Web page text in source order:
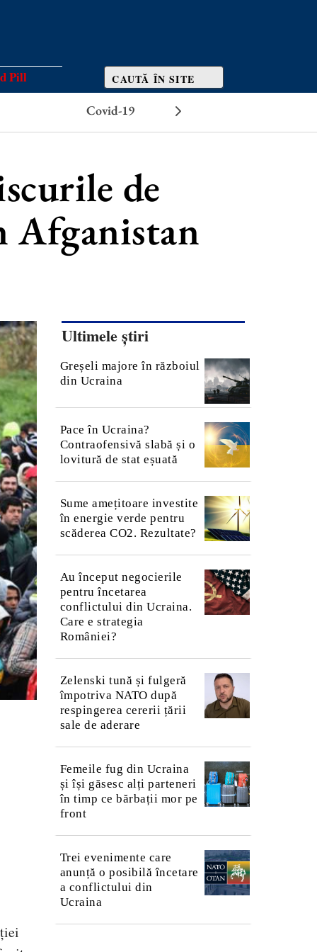
Pill
Covid-19
de
Afganistan
Ultimele știri
Greșeli majore în războiul
din Ucraina
Pace în Ucraina?
Contraofensivă slabă și o
lovitură de stat eșuată
Sume amețitoare investite
în energie verde pentru
scăderea CO2. Rezultate?
Au început negocierile
pentru încetarea
conflictului din Ucraina.
Care e strategia
României?
Zelenski tună și fulgeră
împotriva NATO după
respingerea cererii țării
sale de aderare
Femeile fug din Ucraina
și își găsesc alți parteneri
în timp ce bărbații mor pe
front
Trei evenimente care
anunță o posibilă încetare
a conflictului din
Ucraina